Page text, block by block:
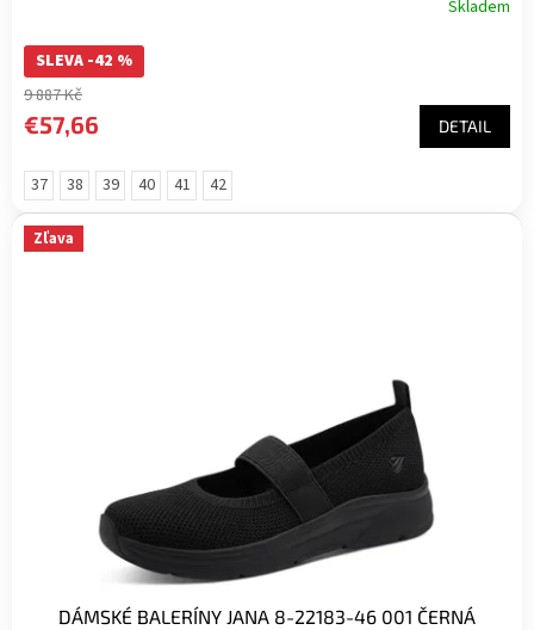
Skladem
SLEVA -42 %
9 887 Kč
€57,66 DETAIL
37 38 39 40 41 42
Zľava
DÁMSKÉ BALERÍNY JANA 8-22183-46 001 ČERNÁ